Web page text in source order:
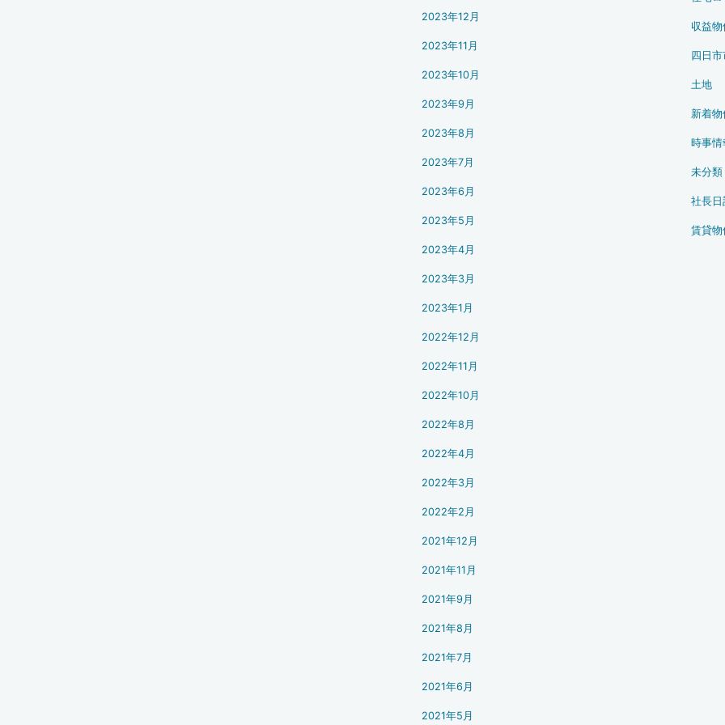
2023年12月
2023年11月
2023年10月
2023年9月
2023年8月
2023年7月
2023年6月
2023年5月
2023年4月
2023年3月
2023年1月
2022年12月
2022年11月
2022年10月
2022年8月
2022年4月
2022年3月
2022年2月
2021年12月
2021年11月
2021年9月
2021年8月
2021年7月
2021年6月
2021年5月
収益物
四日市
土地
新着物
時事情
未分類
社長日
賃貸物